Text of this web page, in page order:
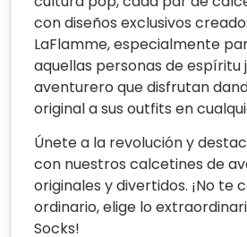
con diseños exclusivos
LaFlamme, especialmente
aquellas personas de espíritu
aventurero que disfrutan
original a sus outfits en
Únete a la revolución y
con nuestros calcetines de
originales y divertidos. ¡No te
ordinario, elige lo
Socks!